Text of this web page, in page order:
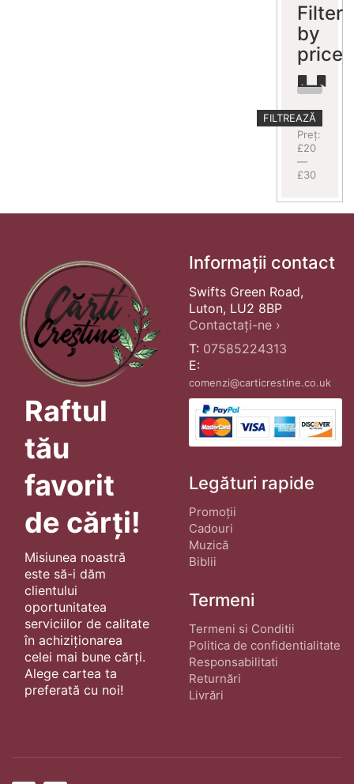
Filter
by
price
Preț
minim
Preț
maxim
FILTREAZĂ
Preț:
£20
—
£30
Raftul
tău
favorit
de cărți!
Misiunea noastră
este să-i dăm
clientului
oportunitatea
serviciilor de calitate
în achiziționarea
celei mai bune cărți.
Alege cartea ta
preferată cu noi!
Informații contact
Swifts Green Road,
Luton, LU2 8BP
Contactați-ne ›
T: 07585224313
E:
comenzi@carticrestine.co.uk
Legături rapide
Promoții
Cadouri
Muzică
Biblii
Termeni
Termeni si Conditii
Politica de confidentialitate
Responsabilitati
Returnări
Livrări